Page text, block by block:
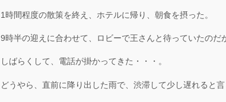
1時間程度の散策を終え、ホテルに帰り、朝食を摂った。
9時半の迎えに合わせて、ロビーで王さんと待っていたのだ
しばらくして、電話が掛かってきた・・・。
どうやら、直前に降り出した雨で、渋滞して少し遅れると言